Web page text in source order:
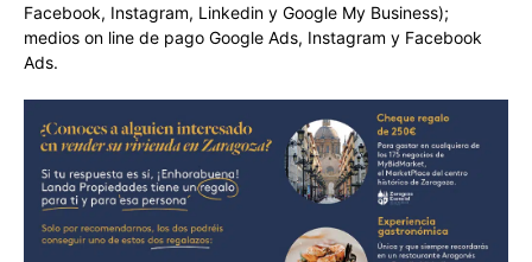
Facebook, Instagram, Linkedin y Google My Business);
medios on line de pago Google Ads, Instagram y Facebook
Ads.